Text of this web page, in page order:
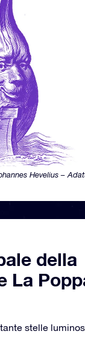
Hevelius –
della
La
stelle